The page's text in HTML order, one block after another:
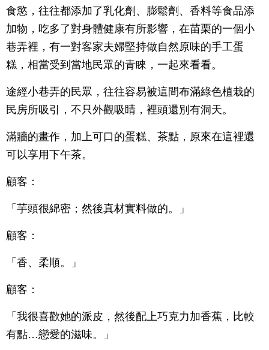
食慾，往往都添加了乳化劑、膨鬆劑、香料等食品添
加物，吃多了對身體健康有所影響，在苗栗的一個小
巷弄裡，有一對客家夫婦堅持做自然原味的手工蛋
糕，相當受到當地民眾的青睞，一起來看看。
途經小巷弄的民眾，往往容易被這間布滿綠色植栽的
民房所吸引，不只外觀吸睛，裡頭還別有洞天。
滿牆的畫作，加上可口的蛋糕、茶點，原來在這裡還
可以享用下午茶。
顧客：
「芋頭很綿密；然後真材實料做的。」
顧客：
「香、柔順。」
顧客：
「我很喜歡她的派皮，然後配上巧克力加香蕉，比較
有點…戀愛的滋味。」